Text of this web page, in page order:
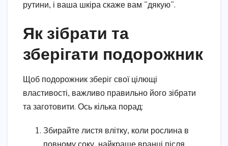
рутини, і ваша шкіра скаже вам “дякую”.
Як зібрати та
зберігати подорожник
Щоб подорожник зберіг свої цілющі
властивості, важливо правильно його зібрати
та заготовити. Ось кілька порад:
Збирайте листя влітку, коли рослина в